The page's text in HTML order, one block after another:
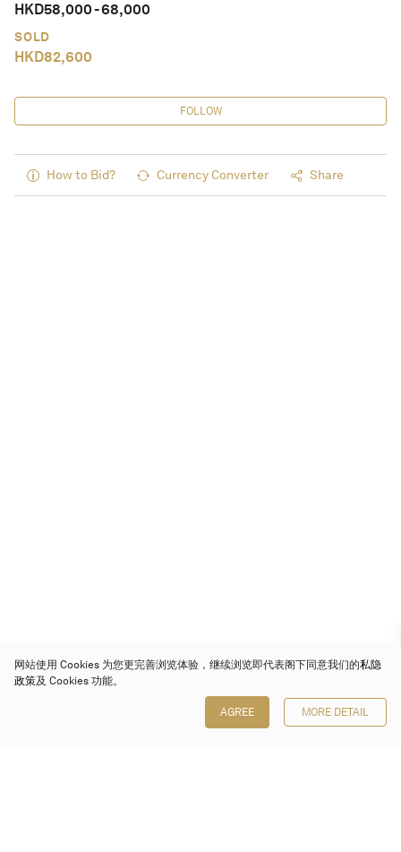
HKD58,000-68,000
SOLD
HKD82,600
FOLLOW
How to Bid? Currency Converter Share
网站使用 Cookies 为您更完善浏览体验，继续浏览即代表阁下同意我们的私隐
政策及 Cookies 功能。
AGREE MORE DETAIL